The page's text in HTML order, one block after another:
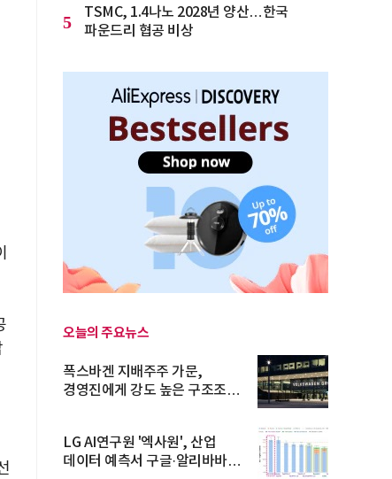
5
TSMC, 1.4나노 2028년 양산…한국
파운드리 협공 비상
오늘의 주요뉴스
폭스바겐 지배주주 가문,
경영진에게 강도 높은 구조조정
LG AI연구원 '엑사원', 산업
데이터 예측서 구글·알리바바